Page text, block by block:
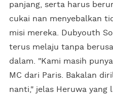
panjang, serta harus
cukai nan menyebalkan
misi mereka. Dubyouth
terus melaju tanpa
dalam. "Kami masih
MC dari Paris. Bakalan
nanti," jelas Heruwa yang